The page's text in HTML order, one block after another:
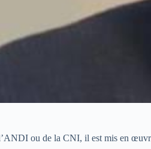
ou de la CNI, il est mis en